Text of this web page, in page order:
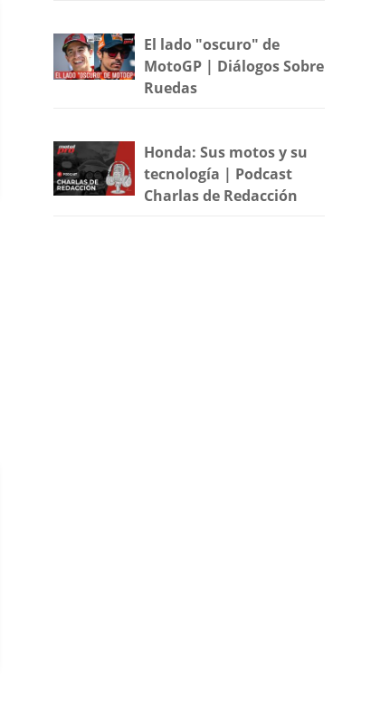
El lado "oscuro" de
MotoGP | Diálogos Sobre
Ruedas
Honda: Sus motos y su
tecnología | Podcast
Charlas de Redacción